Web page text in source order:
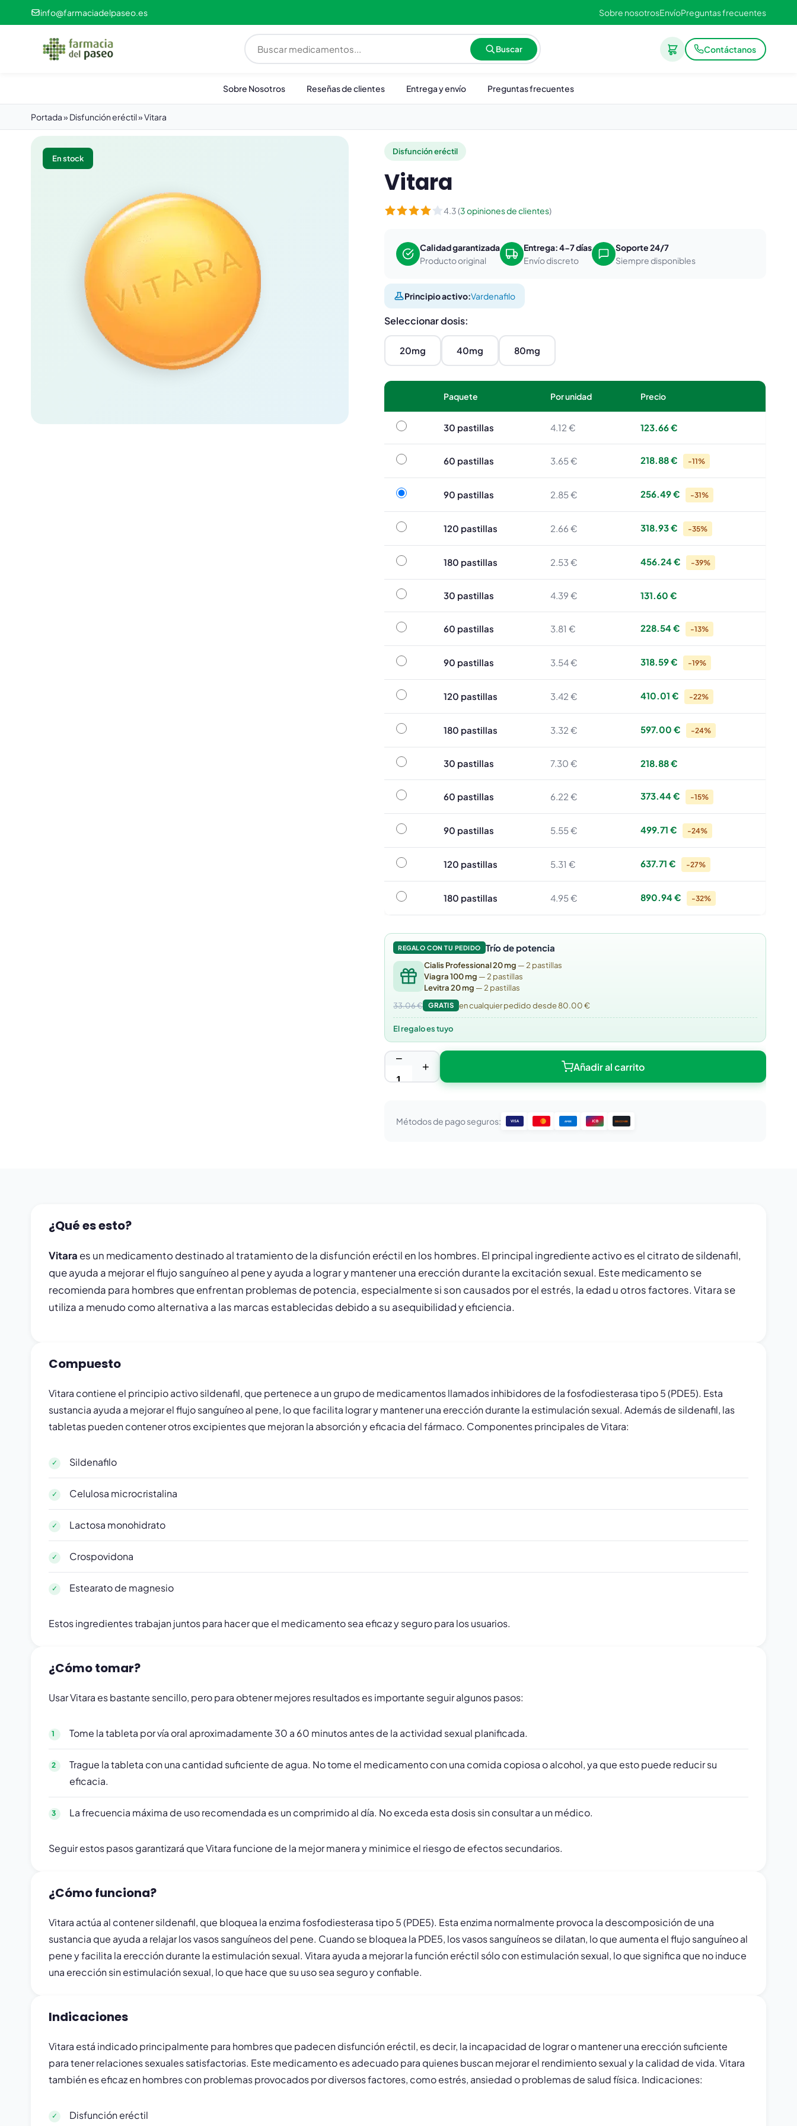
info@farmaciadelpaseo.es Sobre nosotrosEnvíoPreguntas frecuentes
Buscar Contáctanos
Sobre Nosotros Reseñas de clientes Entrega y envío Preguntas frecuentes
Portada» Disfunción eréctil»Vitara
En stock
Disfunción eréctil
Vitara
4.3 (3 opiniones de clientes)
Calidad garantizada
Producto original
Entrega: 4-7 días
Envío discreto
Soporte 24/7
Siempre disponibles
Principio activo:Vardenafilo
Seleccionar dosis:
20mg 40mg 80mg
Paquete Por unidad Precio
30 pastillas30 pastillas 4.12 € 123.66 €
60 pastillas60 pastillas 3.65 € 218.88 € -11%
90 pastillas90 pastillas 2.85 € 256.49 € -31%
120 pastillas120 pastillas 2.66 € 318.93 € -35%
180 pastillas180 pastillas 2.53 € 456.24 € -39%
30 pastillas30 pastillas 4.39 € 131.60 €
60 pastillas60 pastillas 3.81 € 228.54 € -13%
90 pastillas90 pastillas 3.54 € 318.59 € -19%
120 pastillas120 pastillas 3.42 € 410.01 € -22%
180 pastillas180 pastillas 3.32 € 597.00 € -24%
30 pastillas30 pastillas 7.30 € 218.88 €
60 pastillas60 pastillas 6.22 € 373.44 € -15%
90 pastillas90 pastillas 5.55 € 499.71 € -24%
120 pastillas120 pastillas 5.31 € 637.71 € -27%
180 pastillas180 pastillas 4.95 € 890.94 € -32%
REGALO CON TU PEDIDO Trío de potencia
Cialis Professional 20 mg — 2 pastillas
Viagra 100 mg — 2 pastillas
Levitra 20 mg — 2 pastillas
33.06 €
GRATIS en cualquier pedido desde 80.00 €
El regalo es tuyo
−
+ Añadir al carrito
Métodos de pago seguros: VISA AMEX JCB DISCOVER
¿Qué es esto?
Vitara es un medicamento destinado al tratamiento de la disfunción eréctil en los hombres. El principal ingrediente activo es el citrato de sildenafil,
que ayuda a mejorar el flujo sanguíneo al pene y ayuda a lograr y mantener una erección durante la excitación sexual. Este medicamento se
recomienda para hombres que enfrentan problemas de potencia, especialmente si son causados por el estrés, la edad u otros factores. Vitara se
utiliza a menudo como alternativa a las marcas establecidas debido a su asequibilidad y eficiencia.
Compuesto
Vitara contiene el principio activo sildenafil, que pertenece a un grupo de medicamentos llamados inhibidores de la fosfodiesterasa tipo 5 (PDE5). Esta
sustancia ayuda a mejorar el flujo sanguíneo al pene, lo que facilita lograr y mantener una erección durante la estimulación sexual. Además de sildenafil, las
tabletas pueden contener otros excipientes que mejoran la absorción y eficacia del fármaco. Componentes principales de Vitara:
Sildenafilo
Celulosa microcristalina
Lactosa monohidrato
Crospovidona
Estearato de magnesio
Estos ingredientes trabajan juntos para hacer que el medicamento sea eficaz y seguro para los usuarios.
¿Cómo tomar?
Usar Vitara es bastante sencillo, pero para obtener mejores resultados es importante seguir algunos pasos:
Tome la tableta por vía oral aproximadamente 30 a 60 minutos antes de la actividad sexual planificada.
Trague la tableta con una cantidad suficiente de agua. No tome el medicamento con una comida copiosa o alcohol, ya que esto puede reducir su
eficacia.
La frecuencia máxima de uso recomendada es un comprimido al día. No exceda esta dosis sin consultar a un médico.
Seguir estos pasos garantizará que Vitara funcione de la mejor manera y minimice el riesgo de efectos secundarios.
¿Cómo funciona?
Vitara actúa al contener sildenafil, que bloquea la enzima fosfodiesterasa tipo 5 (PDE5). Esta enzima normalmente provoca la descomposición de una
sustancia que ayuda a relajar los vasos sanguíneos del pene. Cuando se bloquea la PDE5, los vasos sanguíneos se dilatan, lo que aumenta el flujo sanguíneo al
pene y facilita la erección durante la estimulación sexual. Vitara ayuda a mejorar la función eréctil sólo con estimulación sexual, lo que significa que no induce
una erección sin estimulación sexual, lo que hace que su uso sea seguro y confiable.
Indicaciones
Vitara está indicado principalmente para hombres que padecen disfunción eréctil, es decir, la incapacidad de lograr o mantener una erección suficiente
para tener relaciones sexuales satisfactorias. Este medicamento es adecuado para quienes buscan mejorar el rendimiento sexual y la calidad de vida. Vitara
también es eficaz en hombres con problemas provocados por diversos factores, como estrés, ansiedad o problemas de salud física. Indicaciones:
Disfunción eréctil